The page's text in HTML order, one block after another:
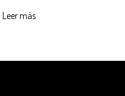
Leer más